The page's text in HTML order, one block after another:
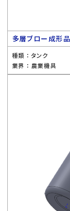
多層ブロー成形
種類 ： タンク
業界 ： 農業機具